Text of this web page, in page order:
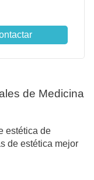
de Medicina
estética de
de estética mejor